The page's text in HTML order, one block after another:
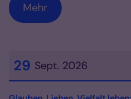
Mehr
29 Sept. 2026
Datum: 29. September